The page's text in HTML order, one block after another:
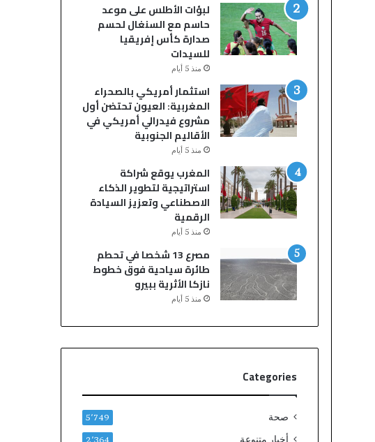
لبؤات الأطلس على موعد
حاسم مع السنغال لحسم
صدارة كأس إفريقيا
للسيدات
منذ 5 أيام
استثمار أمريكي بالصحراء
المغربية: العيون تحتضن أول
مشروع فيدرالي أمريكي في
الأقاليم الجنوبية
منذ 5 أيام
المغرب يوقع شراكة
استراتيجية لتطوير الذكاء
الاصطناعي وتعزيز السيادة
الرقمية
منذ 5 أيام
مصرع 13 شخصا في تحطم
طائرة سياحية فوق خطوط
نازكا الأثرية ببيرو
منذ 5 أيام
Categories
صحة 5٬749
أخبار متنوعة 2٬364